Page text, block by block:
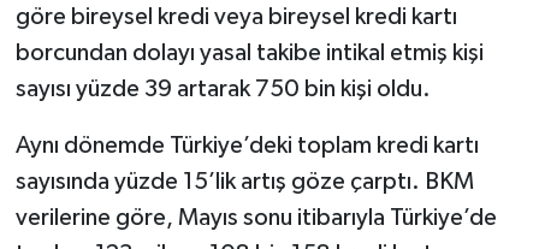
göre bireysel kredi veya bireysel kredi kartı
borcundan dolayı yasal takibe intikal etmiş kişi
sayısı yüzde 39 artarak 750 bin kişi oldu.
Aynı dönemde Türkiye’deki toplam kredi kartı
sayısında yüzde 15’lik artış göze çarptı. BKM
verilerine göre, Mayıs sonu itibarıyla Türkiye’de